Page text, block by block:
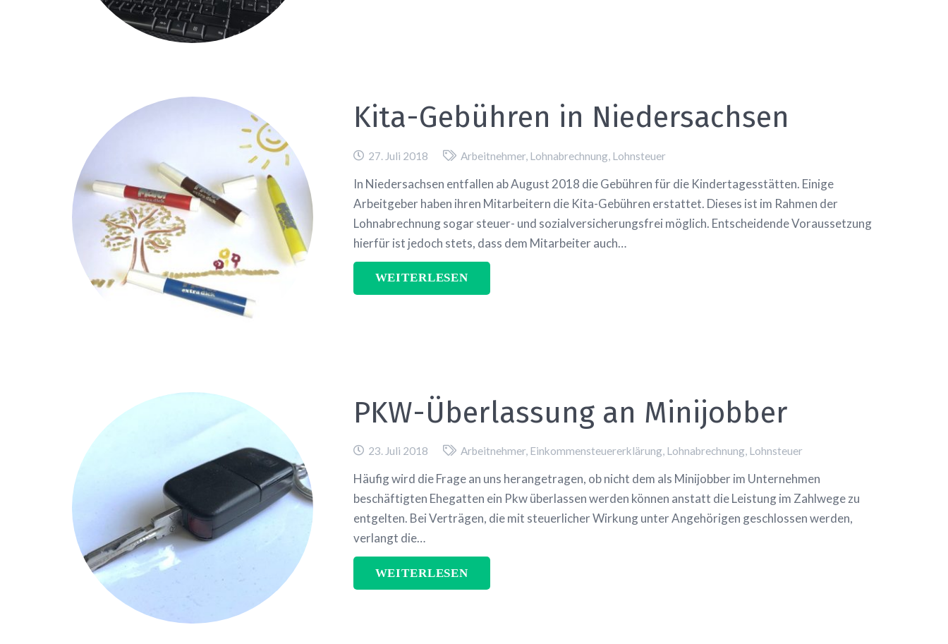
Kita-Gebühren in Niedersachsen
27. Juli 2018 Arbeitnehmer, Lohnabrechnung, Lohnsteuer
In Niedersachsen entfallen ab August 2018 die Gebühren für die Kindertagesstätten. Einige
Arbeitgeber haben ihren Mitarbeitern die Kita-Gebühren erstattet. Dieses ist im Rahmen der
Lohnabrechnung sogar steuer- und sozialversicherungsfrei möglich. Entscheidende Voraussetzung
hierfür ist jedoch stets, dass dem Mitarbeiter auch…
WEITERLESEN
PKW-Überlassung an Minijobber
23. Juli 2018 Arbeitnehmer, Einkommensteuererklärung, Lohnabrechnung, Lohnsteuer
Häufig wird die Frage an uns herangetragen, ob nicht dem als Minijobber im Unternehmen
beschäftigten Ehegatten ein Pkw überlassen werden können anstatt die Leistung im Zahlwege zu
entgelten. Bei Verträgen, die mit steuerlicher Wirkung unter Angehörigen geschlossen werden,
verlangt die…
WEITERLESEN